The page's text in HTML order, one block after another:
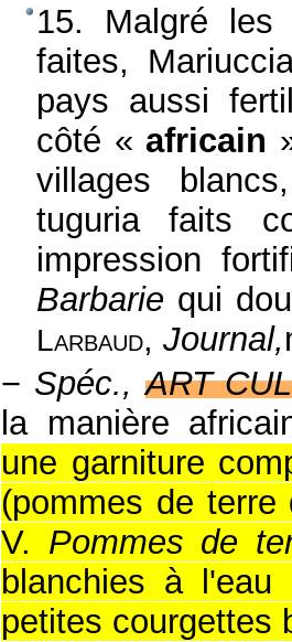
15. Malgré
faites,
pays aussi
côté « africain
villages
tuguria faits
impression
Barbarie qui
Larbaud, Journal,
− Spéc., ART
la manière
une garniture
(pommes de
V. Pommes de
blanchies à
petites courgettes